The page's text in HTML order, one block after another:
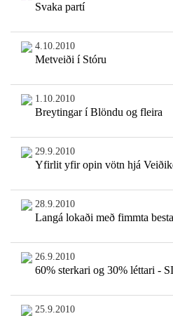
Svaka partí
4.10.2010
Metveiði í Stóru
1.10.2010
Breytingar í Blöndu og fleira
29.9.2010
Yfirlit yfir opin vötn hjá
28.9.2010
Langá lokaði með fimmta
26.9.2010
60% sterkari og 30% léttari -
25.9.2010